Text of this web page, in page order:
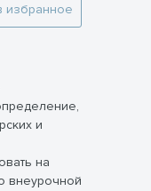
избранное
и
на
внеурочной